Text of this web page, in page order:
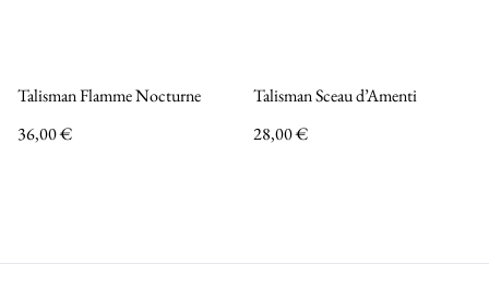
Talisman Flamme Nocturne
36,00 €
Talisman Sceau d’Amenti
28,00 €